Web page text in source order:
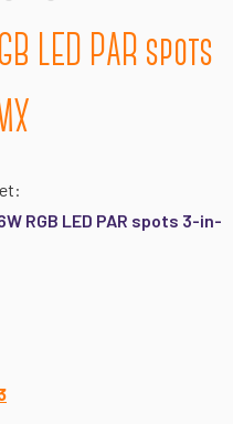
LED PAR spots
RGB LED PAR spots 3-in-